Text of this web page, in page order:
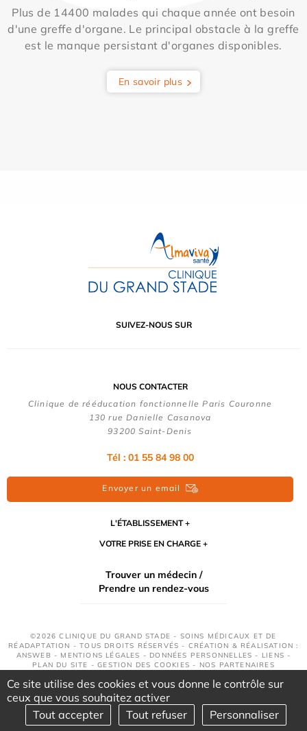
Plus de 14400 malades qui chaque année ont besoin
d'une greffe d'organe. Le principal obstacle à la greffe
est le manque persistant d'organes disponibles.
En savoir plus
SUIVEZ-NOUS SUR
NOUS CONTACTER
Clinique de rééducation fonctionnelle Paris Couronne
130 rue Danielle Casanova
93200 Saint-Denis
Tél : 01 55 84 98 00
Envoyer un email
L'ÉTABLISSEMENT
VOTRE PRISE EN CHARGE
Trouver un médecin /
Prendre un rendez-vous
©2026 CLINIQUE DU GRAND STADE - SOINS MÉDICAUX ET DE
RÉADAPTATION - TOUS DROITS RÉSERVÉS - CRÉATION & RÉALISATION :
ANSWEB - MENTIONS LÉGALES - DONNÉES PERSONNELLES - LIENS -
PLAN DU SITE -GESTION DES COOKIES - NOS PARTENAIRES
Ce site utilise des cookies et vous donne le contrôle sur
ceux que vous souhaitez activer
Tout accepter
Tout refuser Personnaliser